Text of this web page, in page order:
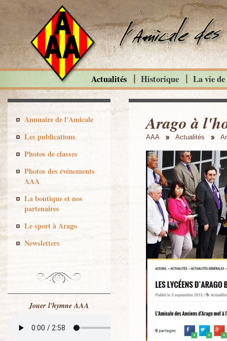
Arago à
AAA Actualités
Actualités Historique La vie
Annuaire de l'Amicale
Les publications
Photos de classes
Photos des événements
AAA
La boutique et nos
partenaires
Le sport à Arago
Newsletters
Jouer l'hymne AAA